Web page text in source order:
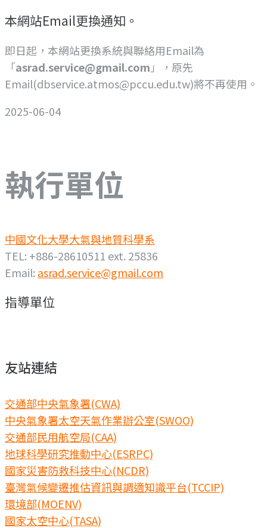
本網站Email更換通知。
即日起，本網站更換系統與聯絡用Email為
「asrad.service@gmail.com 」，原先
Email(dbservice.atmos@pccu.edu.tw)將不再使用。
2025-06-04
執行單位
中國文化大學大氣與地質科學系
TEL: +886-28610511 ext. 25836
Email: asrad.service@gmail.com
指導單位
友站連結
交通部中央氣象署(CWA)
中央氣象署太空天氣作業辦公室(SWOO)
交通部民用航空局(CAA)
地球科學研究推動中心(ESRPC)
國家災害防救科技中心(NCDR)
臺灣氣候變遷推估資訊與調適知識平台(TCCIP)
環境部(MOENV)
國家太空中心(TASA)